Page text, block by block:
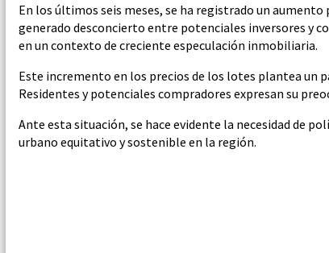
En los últimos seis meses, se ha registrado un
generado desconcierto entre potenciales inversores y
en un contexto de creciente especulación inmobiliaria.
Este incremento en los precios de los lotes plantea un
Residentes y potenciales compradores expresan su
Ante esta situación, se hace evidente la necesidad de
urbano equitativo y sostenible en la región.